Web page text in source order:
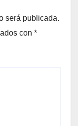
será publicada.
con *